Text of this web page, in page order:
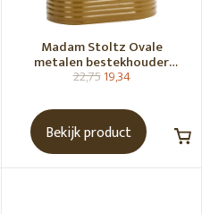
Madam Stoltz Ovale
metalen bestekhouder
Tapenade
22,7519,34
Bekijk product